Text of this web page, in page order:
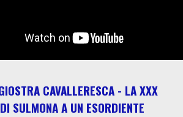
CAVALLERESCA - LA XXX
SULMONA A UN ESORDIENTE